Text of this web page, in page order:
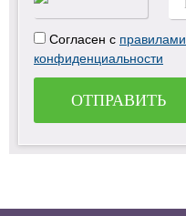
Согласен с правилами
конфиденциальности
ОТПРАВИТЬ